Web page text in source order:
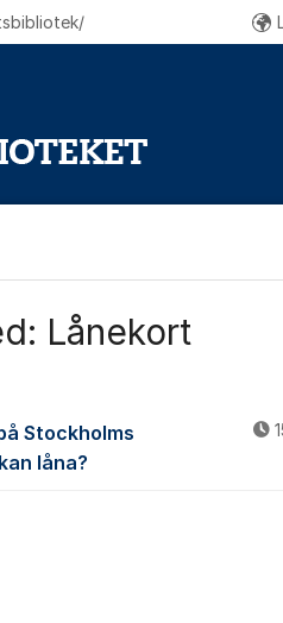
Lånekort
Stockholms
låna?